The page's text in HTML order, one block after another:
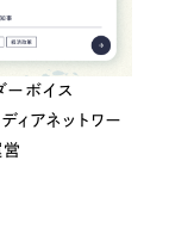
ーボイス
ィアネットワー
営